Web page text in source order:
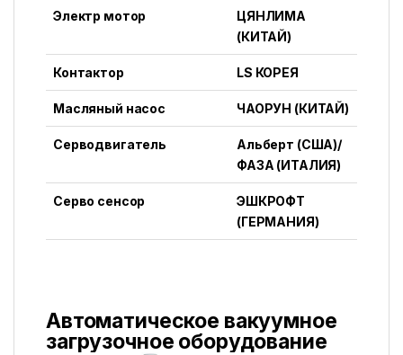
Электр мотор
ЦЯНЛИМА
(КИТАЙ)
Контактор LS КОРЕЯ
Масляный насос ЧАОРУН (КИТАЙ)
Серводвигатель
Альберт (США)/
ФАЗА (ИТАЛИЯ)
Серво сенсор
ЭШКРОФТ
(ГЕРМАНИЯ)
Автоматическое вакуумное
загрузочное оборудование